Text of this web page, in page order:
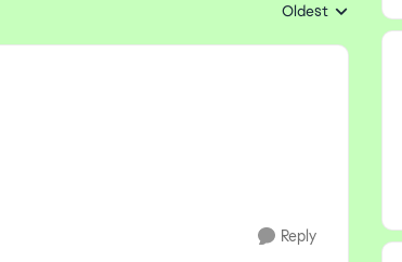
Replies sorted by
Oldest
Reply